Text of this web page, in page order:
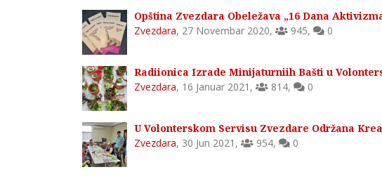
Opština Zvezdara Obeležava „16 Dana
Zvezdara, 27 Novembar 2020, 945, 0
Radiionica Izrade Minijaturniih Bašti u
Zvezdara, 16 Januar 2021 , 814, 0
U Volonterskom Servisu Zvezdare Održana
Zvezdara, 30 Jun 2021 , 954, 0